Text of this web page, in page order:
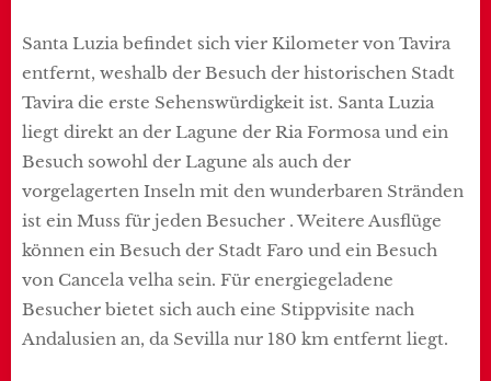
Santa Luzia befindet sich vier Kilometer von Tavira
entfernt, weshalb der Besuch der historischen Stadt
Tavira die erste Sehenswürdigkeit ist. Santa Luzia
liegt direkt an der Lagune der Ria Formosa und ein
Besuch sowohl der Lagune als auch der
vorgelagerten Inseln mit den wunderbaren Stränden
ist ein Muss für jeden Besucher . Weitere Ausflüge
können ein Besuch der Stadt Faro und ein Besuch
von Cancela velha sein. Für energiegeladene
Besucher bietet sich auch eine Stippvisite nach
Andalusien an, da Sevilla nur 180 km entfernt liegt.